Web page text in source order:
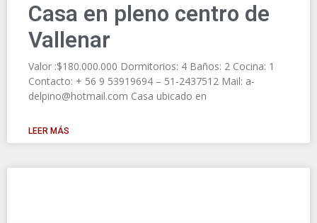
Casa en pleno centro de
Vallenar
Valor :$180.000.000 Dormitorios: 4 Baños: 2 Cocina: 1
Contacto: + 56 9 53919694 – 51-2437512 Mail: a-
delpino@hotmail.com Casa ubicado en
LEER MÁS